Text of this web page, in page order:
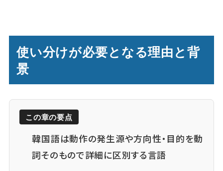
使い分けが必要となる理由と背
景
この章の要点
韓国語は動作の発生源や方向性・目的を動
詞そのもので詳細に区別する言語